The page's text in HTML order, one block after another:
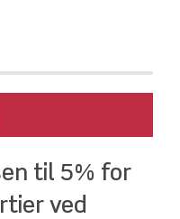
til 5% for
ved